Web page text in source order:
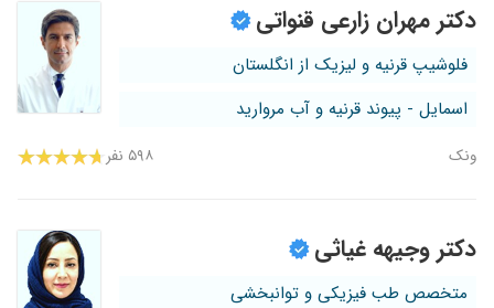
دکتر مهران زارعی قنواتی
فلوشیپ قرنیه و لیزیک از انگلستان
اسمایل - پیوند قرنیه و آب مروارید
ونک ۵۹۸ نفر
دکتر وجیهه غیاثی
متخصص طب فیزیکی و توانبخشی